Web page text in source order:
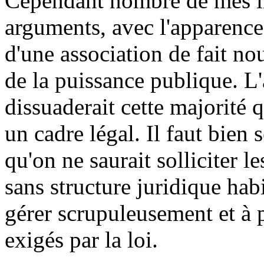
arguments, avec
d'une association de fait
de la puissance publique.
dissuaderait cette majorité
un cadre légal. Il faut bien
qu'on ne saurait solliciter
sans structure juridique
gérer scrupuleusement et à
exigés par la loi.